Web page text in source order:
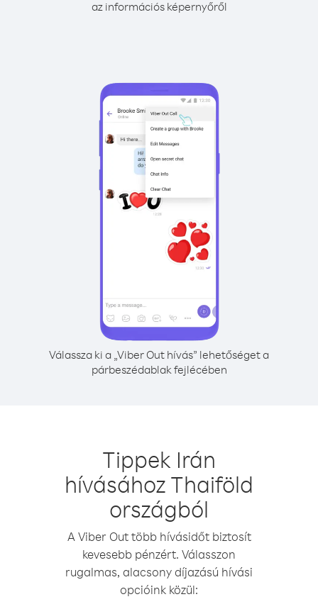
az információs képernyőről
Válassza ki a „Viber Out hívás” lehetőséget a
párbeszédablak fejlécében
Tippek Irán
hívásához Thaiföld
országból
A Viber Out több hívásidőt biztosít
kevesebb pénzért. Válasszon
rugalmas, alacsony díjazású hívási
opcióink közül: